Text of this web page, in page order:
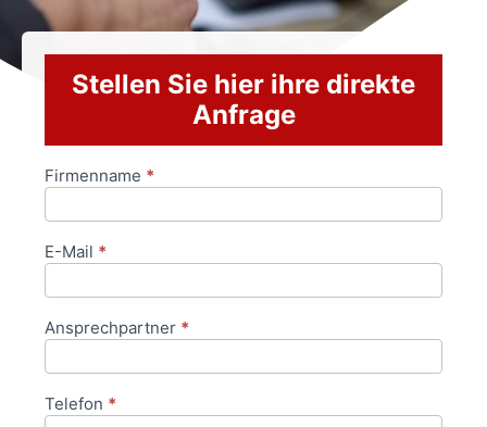
Stellen Sie hier ihre direkte
Anfrage
Anfrageformular
Firmenname *
E-Mail *
Ansprechpartner *
Telefon *